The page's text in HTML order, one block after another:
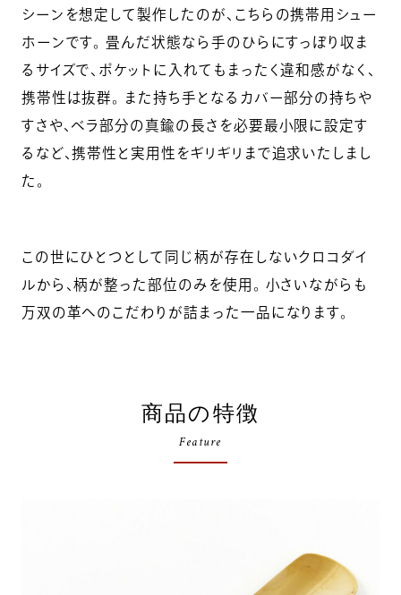
シーンを想定して製作したのが、こちらの携帯用シュー
ホーンです。 畳んだ状態なら手のひらにすっぽり収ま
るサイズで、ポケットに入れてもまったく違和感がなく、
携帯性は抜群。 また持ち手となるカバー部分の持ちや
すさや、ベラ部分の真鍮の長さを必要最小限に設定す
るなど、携帯性と実用性をギリギリまで追求いたしまし
た。
この世にひとつとして同じ柄が存在しないクロコダイ
ルから、柄が整った部位のみを使用。 小さいながらも
万双の革へのこだわりが詰まった一品になります。
商品の特徴
Feature